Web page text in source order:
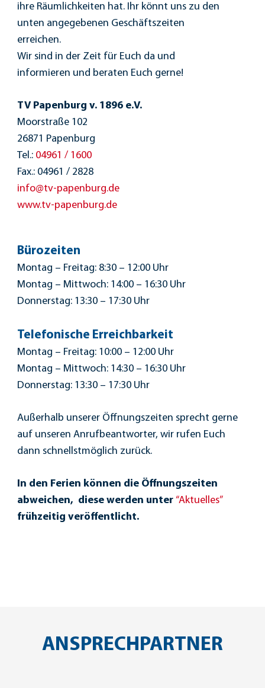
ihre Räumlichkeiten hat. Ihr könnt uns zu den
unten angegebenen Geschäftszeiten
erreichen.
Wir sind in der Zeit für Euch da und
informieren und beraten Euch gerne!
TV Papenburg v. 1896 e.V.
Moorstraße 102
26871 Papenburg
Tel.: 04961 / 1600
Fax.: 04961 / 2828
info@tv-papenburg.de
www.tv-papenburg.de
Bürozeiten
Montag – Freitag: 8:30 – 12:00 Uhr
Montag – Mittwoch: 14:00 – 16:30 Uhr
Donnerstag: 13:30 – 17:30 Uhr
Telefonische Erreichbarkeit
Montag – Freitag: 10:00 – 12:00 Uhr
Montag – Mittwoch: 14:30 – 16:30 Uhr
Donnerstag: 13:30 – 17:30 Uhr
Außerhalb unserer Öffnungszeiten sprecht gerne
auf unseren Anrufbeantworter, wir rufen Euch
dann schnellstmöglich zurück.
In den Ferien können die Öffnungszeiten
abweichen, diese werden unter “Aktuelles”
frühzeitig veröffentlicht.
ANSPRECHPARTNER